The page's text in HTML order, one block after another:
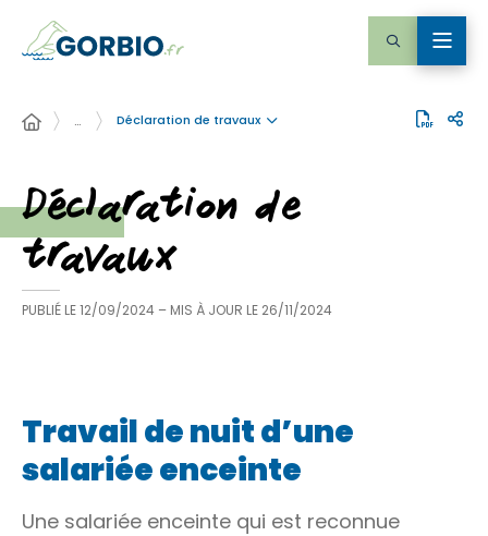
… Déclaration de travaux
Déclaration de
travaux
PUBLIÉ LE12/09/2024 – MIS À JOUR LE 26/11/2024
Travail de nuit d’une
salariée enceinte
Une salariée enceinte qui est reconnue